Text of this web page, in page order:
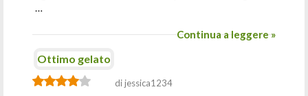
…
Continua a leggere »
Ottimo gelato
di jessica1234